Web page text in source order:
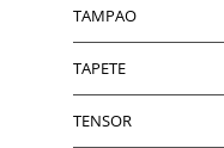
TAMPAO
TAPETE
TENSOR